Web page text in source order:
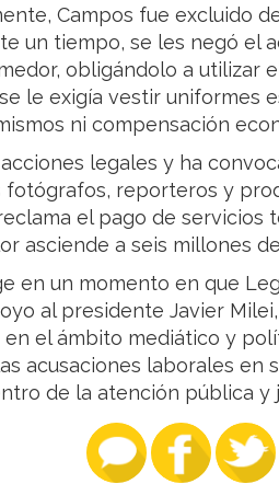
Campos fue excluido
un tiempo, se les negó el
obligándolo a utilizar
le exigía vestir uniformes
ni compensación
legales y ha
reporteros y
el pago de servicios
asciende a seis millones
en un momento en que
al presidente Javier
el ámbito mediático y
acusaciones laborales en
de la atención pública y